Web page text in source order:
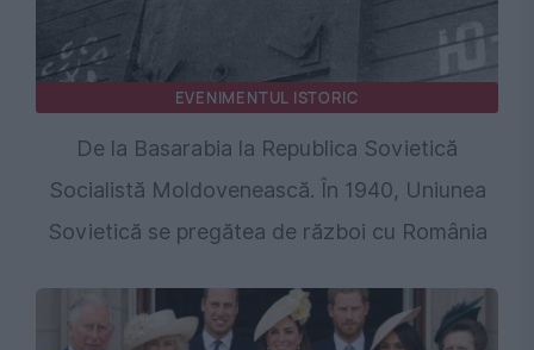
EVENIMENTUL ISTORIC
De la Basarabia la Republica Sovietică
Socialistă Moldovenească. În 1940, Uniunea
Sovietică se pregătea de război cu România